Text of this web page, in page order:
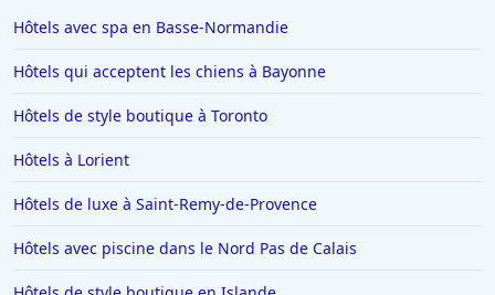
Hôtels avec spa en Basse-Normandie
Hôtels qui acceptent les chiens à Bayonne
Hôtels de style boutique à Toronto
Hôtels à Lorient
Hôtels de luxe à Saint-Remy-de-Provence
Hôtels avec piscine dans le Nord Pas de Calais